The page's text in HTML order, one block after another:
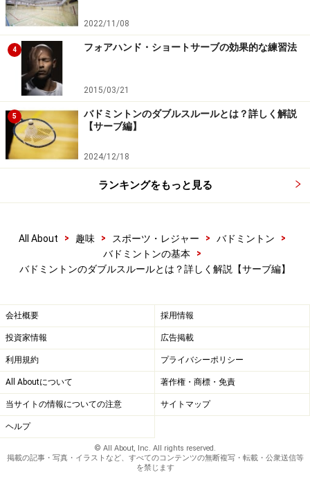
これも上記の3つの規則と合わせて覚えておくと、試合
中に悩むことは少なくなるはずです。
では楽しいバドミントンライフを！
【関連記事】
バドミントンができる東京都内の体育館と利用方法
バドミントンスマッシュのコツ！速く力強く打つに
バドミントンコートのライン！ダブルスとシングル
スの違い
コツ
※記事内容は執筆時点のものです。最新の内容をご確認くださ
い。
【編集部おすすめの購入サイト】
Amazonでバドミントン関連の商品をチェック！
2022/11/08
4 フォアハンド・ショートサーブの効果的な練習法
2015/03/21
5
バドミントンのダブルスルールとは？詳しく解説
【サーブ編】
2024/12/18
ランキングをもっと見る
All About > 趣味 > スポーツ・レジャー > バドミントン
>
バドミントンの基本
>
バドミントンのダブルスルールとは？詳しく解説【サーブ編】
会社概要 採用情報
投資家情報 広告掲載
利用規約 プライバシーポリシー
All Aboutについて 著作権・商標・免責
当サイトの情報についての注意 サイトマップ
ヘルプ
© All About, Inc. All rights reserved.
掲載の記事・写真・イラストなど、すべてのコンテンツの無断複写・転載・公衆送信等
を禁じます